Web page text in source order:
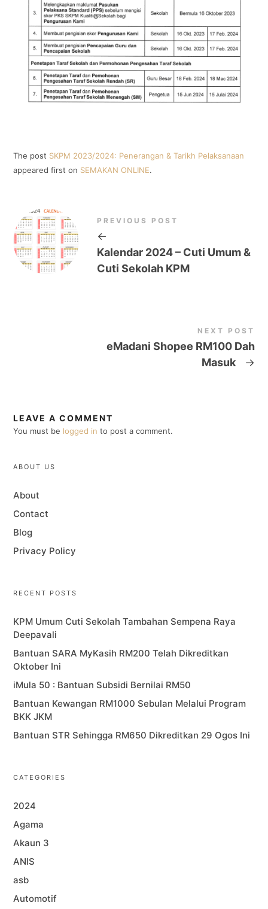
The post SKPM 2023/2024: Penerangan & Tarikh Pelaksanaan
appeared first on SEMAKAN ONLINE.
PREVIOUS POST
←
Kalendar 2024 – Cuti Umum &
Cuti Sekolah KPM
NEXT POST
eMadani Shopee RM100 Dah
Masuk
→
LEAVE A COMMENT
You must be logged in to post a comment.
ABOUT US
About
Contact
Blog
Privacy Policy
RECENT POSTS
KPM Umum Cuti Sekolah Tambahan Sempena Raya
Deepavali
Bantuan SARA MyKasih RM200 Telah Dikreditkan
Oktober Ini
iMula 50 : Bantuan Subsidi Bernilai RM50
Bantuan Kewangan RM1000 Sebulan Melalui Program
BKK JKM
Bantuan STR Sehingga RM650 Dikreditkan 29 Ogos Ini
CATEGORIES
2024
Agama
Akaun 3
ANIS
asb
Automotif